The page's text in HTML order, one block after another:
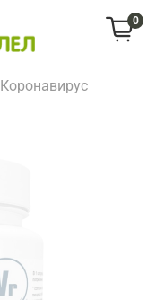
0
Коронавирус